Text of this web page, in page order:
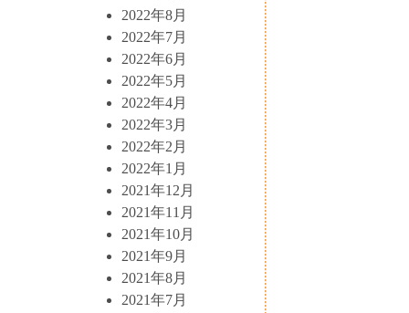
2022年8月
2022年7月
2022年6月
2022年5月
2022年4月
2022年3月
2022年2月
2022年1月
2021年12月
2021年11月
2021年10月
2021年9月
2021年8月
2021年7月